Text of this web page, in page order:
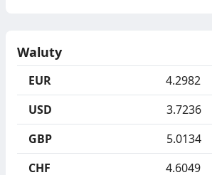
Waluty
EUR
4.2982
USD 3.7236
GBP 5.0134
CHF 4.6049